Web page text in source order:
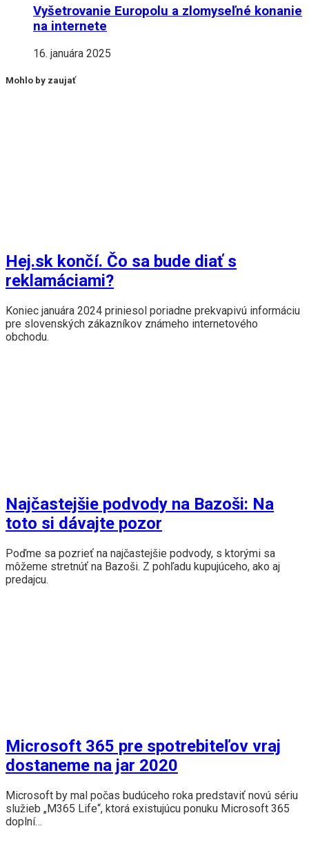
Vyšetrovanie Europolu a zlomyseľné konanie
na internete
16. januára 2025
Mohlo by zaujať
Hej.sk končí. Čo sa bude diať s
reklamáciami?
Koniec januára 2024 priniesol poriadne prekvapivú informáciu
pre slovenských zákazníkov známeho internetového
obchodu.
Najčastejšie podvody na Bazoši: Na
toto si dávajte pozor
Poďme sa pozrieť na najčastejšie podvody, s ktorými sa
môžeme stretnúť na Bazoši. Z pohľadu kupujúceho, ako aj
predajcu.
Microsoft 365 pre spotrebiteľov vraj
dostaneme na jar 2020
Microsoft by mal počas budúceho roka predstaviť novú sériu
služieb „M365 Life“, ktorá existujúcu ponuku Microsoft 365
doplní…